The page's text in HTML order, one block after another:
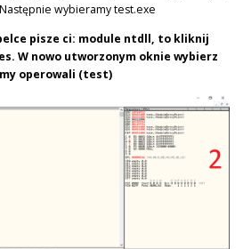
wybieramy test.exe
pisze ci: module ntdll, to kliknij
W nowo utworzonym oknie wybierz
operowali (test)